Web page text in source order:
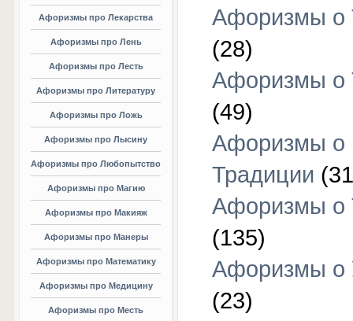
Афоризмы про Лекарства
Афоризмы про Лень
Афоризмы про Лесть
Афоризмы про Литературу
Афоризмы про Ложь
Афоризмы про Лысину
Афоризмы про Любопытство
Афоризмы про Магию
Афоризмы про Макияж
Афоризмы про Манеры
Афоризмы про Математику
Афоризмы про Медицину
Афоризмы про Месть
Афоризмы о
(28)
Афоризмы о
(49)
Афоризмы о
Традиции
Афоризмы о
(135)
Афоризмы о
(23)